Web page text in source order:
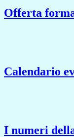
Offerta
Calendario
I numeri